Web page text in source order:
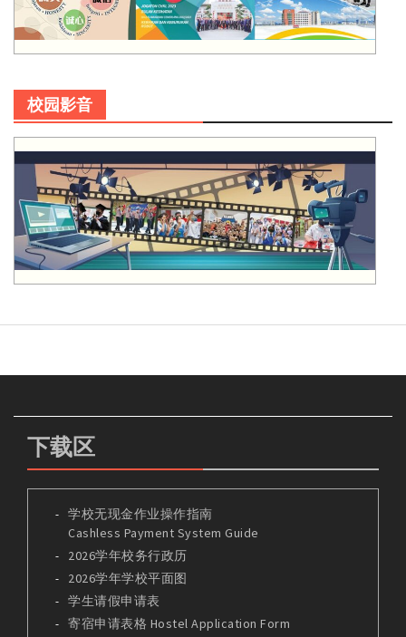
校园影音
下载区
学校无现金作业操作指南
Cashless Payment System Guide
2026学年校务行政历
2026学年学校平面图
学生请假申请表
寄宿申请表格 Hostel Application Form